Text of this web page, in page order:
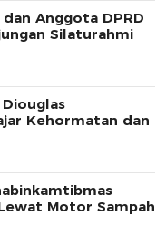
Anggota DPRD
Silaturahmi
Kehormatan dan
Motor Sampah